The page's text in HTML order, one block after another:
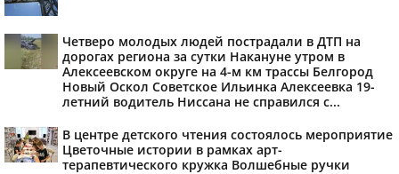
Четверо молодых людей пострадали в ДТП на
дорогах региона за сутки Накануне утром в
Алексеевском округе на 4-м км трассы Белгород
Новый Оскол Советское Ильинка Алексеевка 19-
летний водитель Ниссана не справился с...
В центре детского чтения состоялось мероприятие
Цветочные истории в рамках арт-
терапевтического кружка Волшебные ручки